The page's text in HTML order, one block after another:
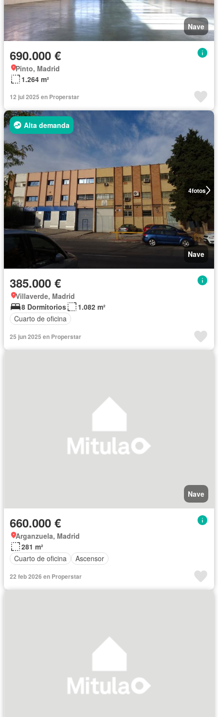
Nave
690.000 €
Pinto, Madrid
1.264 m²
12 jul 2025 en Properstar
4fotos
Alta demanda
Nave
385.000 €
Villaverde, Madrid
8 Dormitorios
1.082 m²
Cuarto de oficina
25 jun 2025 en Properstar
Nave
660.000 €
Arganzuela, Madrid
281 m²
Cuarto de oficina
Ascensor
22 feb 2026 en Properstar